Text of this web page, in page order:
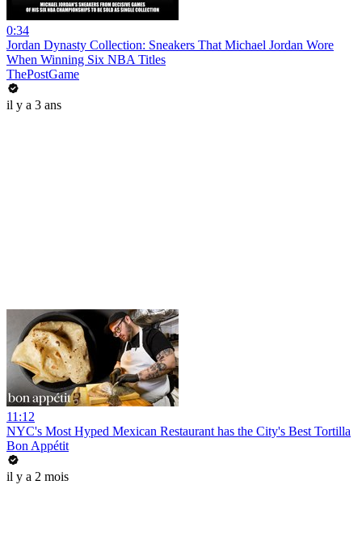
0:34
Jordan Dynasty Collection: Sneakers That Michael Jordan Wore
When Winning Six NBA Titles
ThePostGame
il y a 3 ans
11:12
NYC's Most Hyped Mexican Restaurant has the City's Best Tortilla
Bon Appétit
il y a 2 mois